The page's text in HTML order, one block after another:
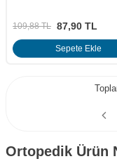
109,88TL 87,90 TL
Sepete Ekle
Ortopedik Ürün